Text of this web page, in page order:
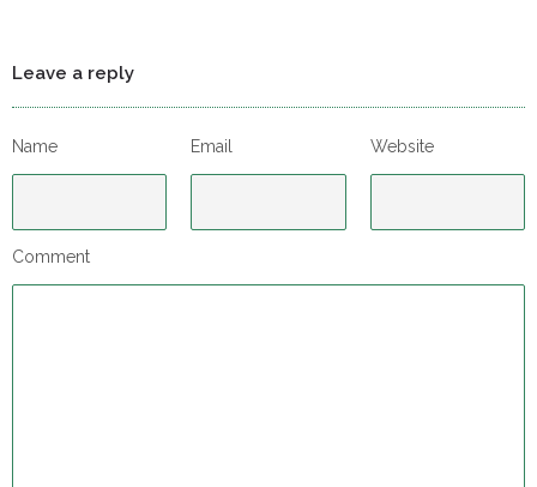
Leave a reply
Name Email Website
Comment